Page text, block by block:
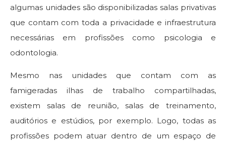
algumas unidades são disponibilizadas salas privativas
que contam com toda a privacidade e infraestrutura
necessárias em profissões como psicologia e
odontologia.
Mesmo nas unidades que contam com as
famigeradas ilhas de trabalho compartilhadas,
existem salas de reunião, salas de treinamento,
auditórios e estúdios, por exemplo. Logo, todas as
profissões podem atuar dentro de um espaço de